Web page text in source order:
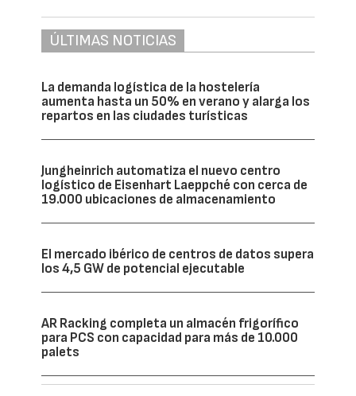
ÚLTIMAS NOTICIAS
La demanda logística de la hostelería
aumenta hasta un 50% en verano y alarga los
repartos en las ciudades turísticas
Jungheinrich automatiza el nuevo centro
logístico de Eisenhart Laeppché con cerca de
19.000 ubicaciones de almacenamiento
El mercado ibérico de centros de datos supera
los 4,5 GW de potencial ejecutable
AR Racking completa un almacén frigorífico
para PCS con capacidad para más de 10.000
palets